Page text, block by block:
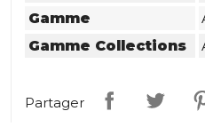
Gamme
Gamme Collections
Partager